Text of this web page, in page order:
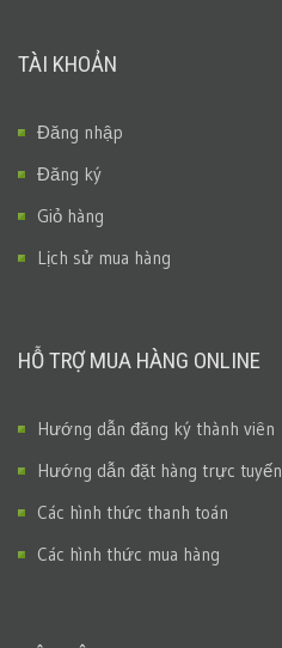
TÀI KHOẢN
Đăng nhập
Đăng ký
Giỏ hàng
Lịch sử mua hàng
HỖ TRỢ MUA HÀNG ONLINE
Hướng dẫn đăng ký thành viên
Hướng dẫn đặt hàng trực tuyến
Các hình thức thanh toán
Các hình thức mua hàng